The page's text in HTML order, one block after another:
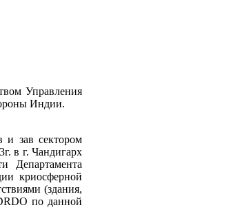
Управления
Индии.
и зав сектором
в г. Чандигарх
Департамента
криосферной
(здания,
по данной